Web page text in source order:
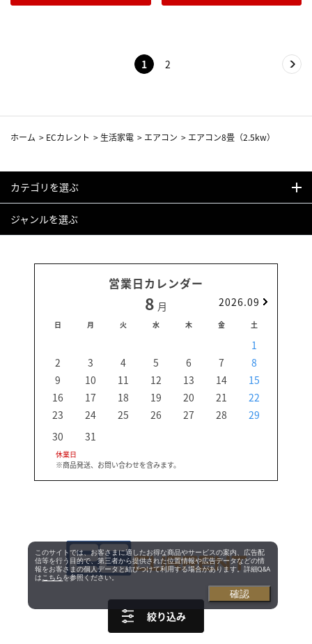
1 2
ホーム > ECカレント > 生活家電 > エアコン > エアコン8畳（2.5kw）
カテゴリを選ぶ
ジャンルを選ぶ
絞り込み
営業日カレンダー
8 月 2026.09
日 月 火 水 木 金 土
1
2
3 4 5 6 7
8
9
10 11 12 13 14
15
16
17 18 19 20 21
22
23
24 25 26 27 28
29
30
31
休業日
※商品発送、お問い合わせを含みます。
このサイトでは、お客さまに適したお得な商品やサービスの案内、広告配
信等を行う目的で、第三者から提供された位置情報や広告データなどの情
報をお客さまの個人データと結びつけて利用する場合があります。詳細Q&A
は こちらを参照ください。
確認